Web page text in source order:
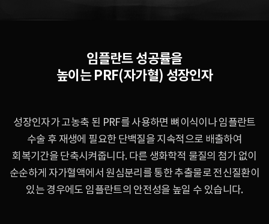
임플란트 성공률을
높이는 PRF(자가혈) 성장인자
성장인자가 고농축 된 PRF를 사용하면 뼈이식이나 임플란트
수술 후 재생에 필요한 단백질을 지속적으로 배출하여
회복기간을 단축시켜줍니다. 다른 생화학적 물질의 첨가 없이
순순하게 자가혈액에서원심분리를 통한 추출물로 전신질환이
있는 경우에도 임플란트의 안전성을 높일 수 있습니다.